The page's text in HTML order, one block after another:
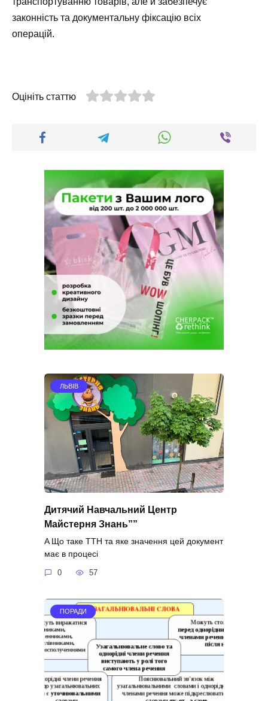
законність та документальну фіксацію всіх
операцій.
Оцініть статтю
ЛЬВІВ
Дитячий Навчальний Центр
Майстерня Знань””
A Що таке ТТН та яке значення цей документ
має в процесі
0 57
ПОРАДИ